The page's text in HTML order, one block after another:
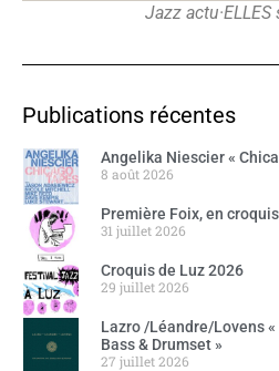
Jazz
Publications récentes
Angelika Niescier «
8 août 2026
Première Foix, en croquis
31 juillet 2026
Croquis de Luz 2026
29 juillet 2026
Lazro /Léandre/Lovens
Bass & Drumset »
27 juillet 2026